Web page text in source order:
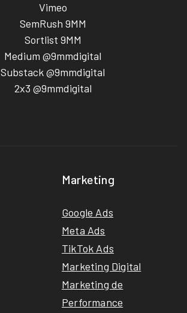
Vimeo
SemRush 9MM
Sortlist 9MM
Medium @9mmdigital
Substack @9mmdigital
2x3 @9mmdigital
Marketing
Google Ads
Meta Ads
TikTok Ads
Marketing Digital
Marketing de
Performance